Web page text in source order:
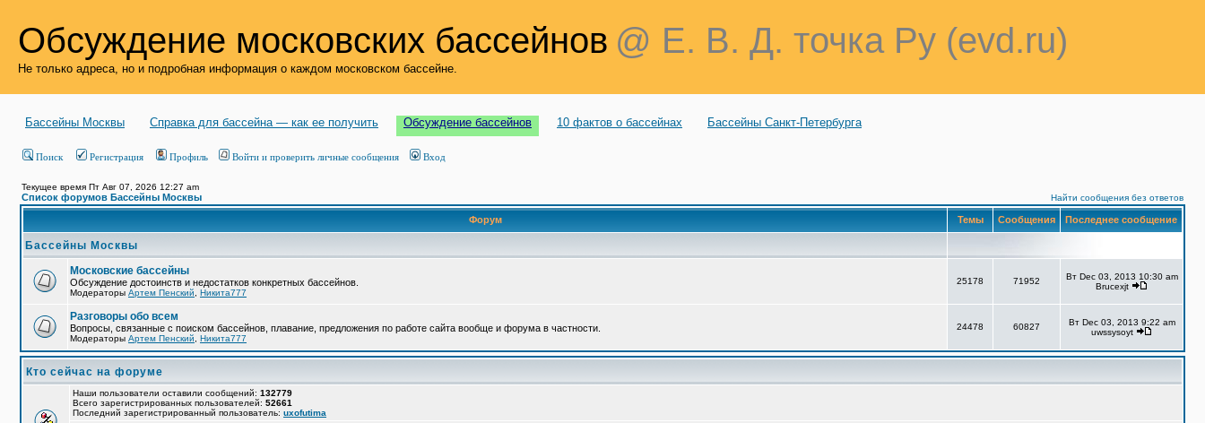
Обсуждение московских бассейнов @ Е. В. Д. точка Ру (evd.ru)
Не только адреса, но и подробная информация о каждом московском бассейне.
Бассейны Москвы Справка для бассейна — как ее получить Обсуждение бассейнов 10 фактов о бассейнах Бассейны Санкт-Петербурга
Поиск Регистрация Профиль Войти и проверить личные сообщения Вход
Текущее время Пт Авг 07, 2026 12:27 am
Список форумов Бассейны Москвы Найти сообщения без ответов
Форум Темы Сообщения Последнее сообщение
Бассейны Москвы
Московские бассейны
Обсуждение достоинств и недостатков конкретных бассейнов.
Модераторы Артем Пенский Никита777
25178 71952
Вт Dec 03, 2013 10:30 am
Brucexjt
Разговоры обо всем
Вопросы, связанные с поиском бассейнов, плавание, предложения по работе сайта вообще и форума в частности.
Модераторы Артем Пенский Никита777
24478 60827
Вт Dec 03, 2013 9:22 am
uwssysoyt
Кто сейчас на форуме
Наши пользователи оставили сообщений: 132779
Всего зарегистрированных пользователей: 52661
Последний зарегистрированный пользователь: uxofutima